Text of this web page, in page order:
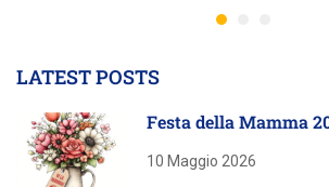
LATEST POSTS
Festa della Mamma
10 Maggio 2026